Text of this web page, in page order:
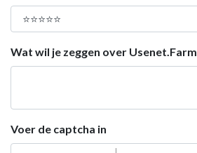
Wat wil je zeggen over Usenet.Farm
Voer de captcha in